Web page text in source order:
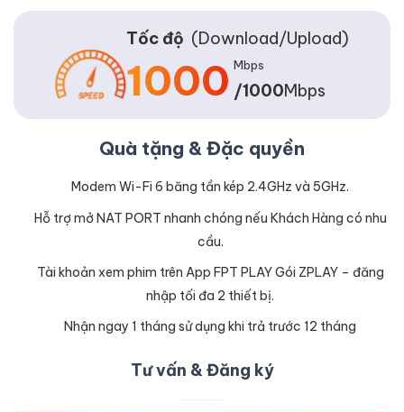
Tốc độ (Download/Upload)
1000 Mbps
/1000Mbps
Quà tặng & Đặc quyền
Modem Wi-Fi 6 băng tần kép 2.4GHz và 5GHz.
Hỗ trợ mở NAT PORT nhanh chóng nếu Khách Hàng có nhu
cầu.
Tài khoản xem phim trên App FPT PLAY Gói ZPLAY – đăng
nhập tối đa 2 thiết bị.
Nhận ngay 1 tháng sử dụng khi trả trước 12 tháng
Tư vấn & Đăng ký